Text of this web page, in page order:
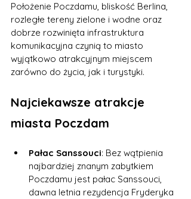
Położenie Poczdamu, bliskość Berlina,
rozległe tereny zielone i wodne oraz
dobrze rozwinięta infrastruktura
komunikacyjna czynią to miasto
wyjątkowo atrakcyjnym miejscem
zarówno do życia, jak i turystyki.
Najciekawsze atrakcje
miasta Poczdam
Pałac Sanssouci: Bez wątpienia
najbardziej znanym zabytkiem
Poczdamu jest pałac Sanssouci,
dawna letnia rezydencja Fryderyka